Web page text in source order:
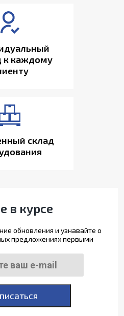
к каждому
склад
в курсе
обновления и узнавайте о
предложениях первыми